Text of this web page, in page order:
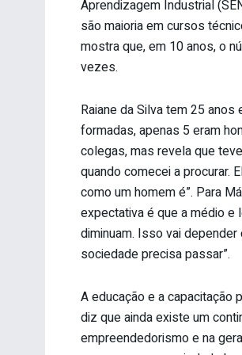
Aprendizagem Industrial
são maioria em cursos
mostra que, em 10 anos, o
vezes.
Raiane da Silva tem 25
formadas, apenas 5 eram
colegas, mas revela que
quando comecei a procurar.
como um homem é”. Para
expectativa é que a médio
diminuam. Isso vai
sociedade precisa passar”.
A educação e a capacitação
diz que ainda existe um
empreendedorismo e na